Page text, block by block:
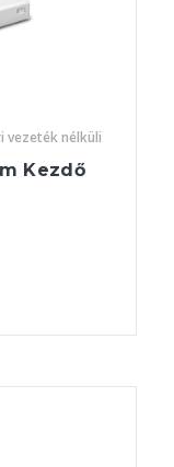
vezeték nélküli
Kezdő